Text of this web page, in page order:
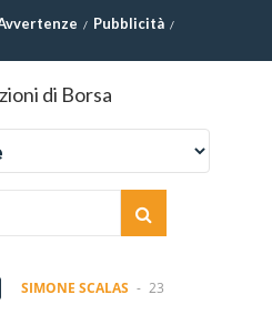
Pubblicità
SIMONE SCALAS - 23